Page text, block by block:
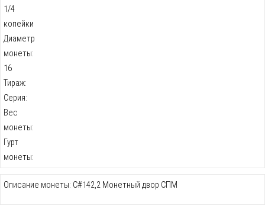
1/4
копейки
Диаметр
монеты:
16
Тираж:
Серия:
Вес
монеты:
Гурт
монеты:
Описание монеты: C#142,2 Монетный двор СПМ